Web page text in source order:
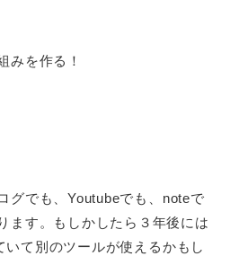
みを作る！
グでも、Youtubeでも、noteで
ます。もしかしたら３年後には
て別のツールが使えるかもし